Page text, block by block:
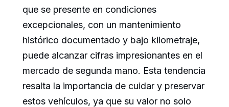
que se presente en condiciones
excepcionales, con un mantenimiento
histórico documentado y bajo kilometraje,
puede alcanzar cifras impresionantes en el
mercado de segunda mano. Esta tendencia
resalta la importancia de cuidar y preservar
estos vehículos, ya que su valor no solo